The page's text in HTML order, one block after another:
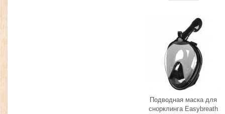
Подводная маска для
снорклинга Easybreath